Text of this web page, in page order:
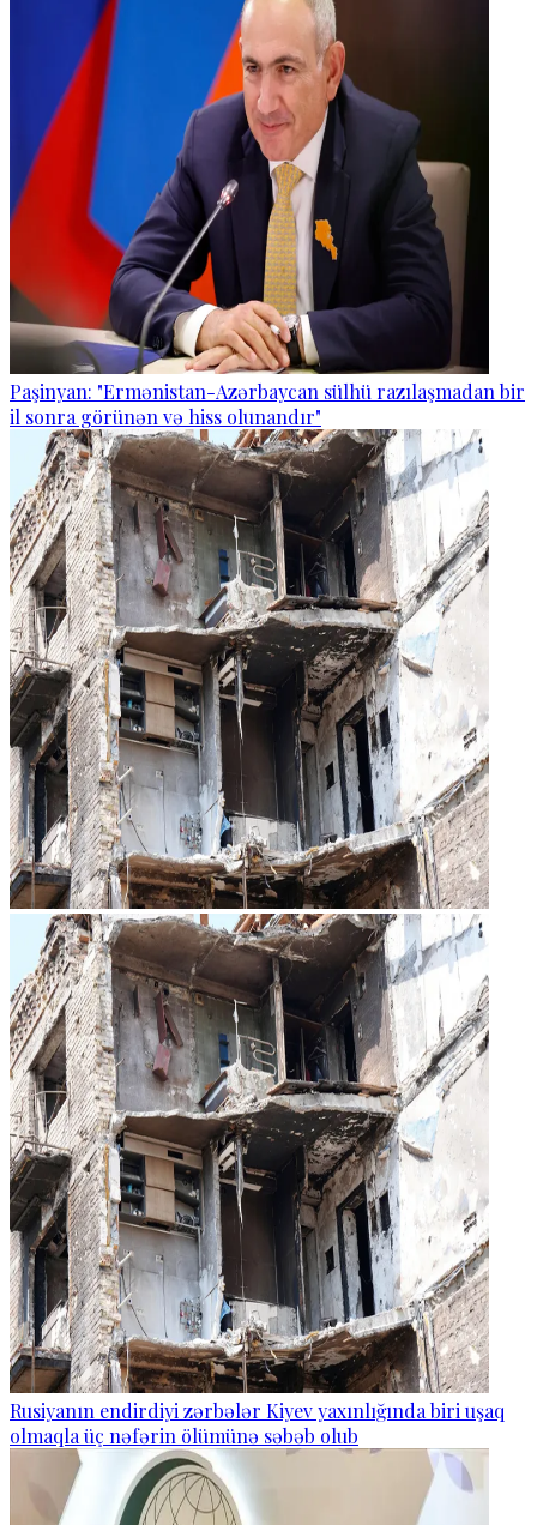
Paşinyan: "Ermənistan-Azərbaycan sülhü razılaşmadan bir
il sonra görünən və hiss olunandır"
Rusiyanın endirdiyi zərbələr Kiyev yaxınlığında biri uşaq
olmaqla üç nəfərin ölümünə səbəb olub